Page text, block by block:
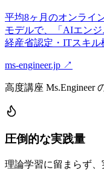
平均8ヶ月のオンライ
モデルで、「AIエン
経産省認定・ITスキル
ms-engineer.jp ↗
高度講座 Ms.Engineer
圧倒的な実践量
理論学習に留まらず